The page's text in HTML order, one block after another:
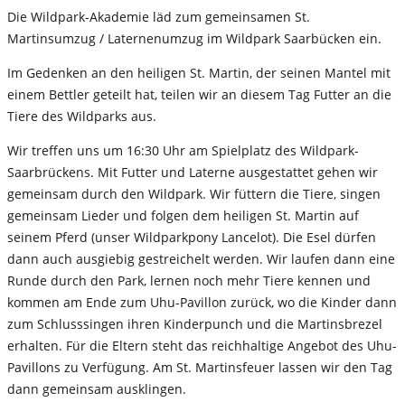
Die Wildpark-Akademie läd zum gemeinsamen St.
Martinsumzug / Laternenumzug im Wildpark Saarbücken ein.
Im Gedenken an den heiligen St. Martin, der seinen Mantel mit
einem Bettler geteilt hat, teilen wir an diesem Tag Futter an die
Tiere des Wildparks aus.
Wir treffen uns um 16:30 Uhr am Spielplatz des Wildpark-
Saarbrückens. Mit Futter und Laterne ausgestattet gehen wir
gemeinsam durch den Wildpark. Wir füttern die Tiere, singen
gemeinsam Lieder und folgen dem heiligen St. Martin auf
seinem Pferd (unser Wildparkpony Lancelot). Die Esel dürfen
dann auch ausgiebig gestreichelt werden. Wir laufen dann eine
Runde durch den Park, lernen noch mehr Tiere kennen und
kommen am Ende zum Uhu-Pavillon zurück, wo die Kinder dann
zum Schlusssingen ihren Kinderpunch und die Martinsbrezel
erhalten. Für die Eltern steht das reichhaltige Angebot des Uhu-
Pavillons zu Verfügung. Am St. Martinsfeuer lassen wir den Tag
dann gemeinsam ausklingen.